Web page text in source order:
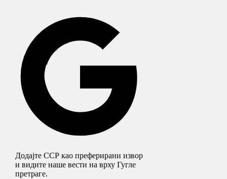
Додајте ССР као преферирани извор
и видите наше вести на врху Гугле
претраге.